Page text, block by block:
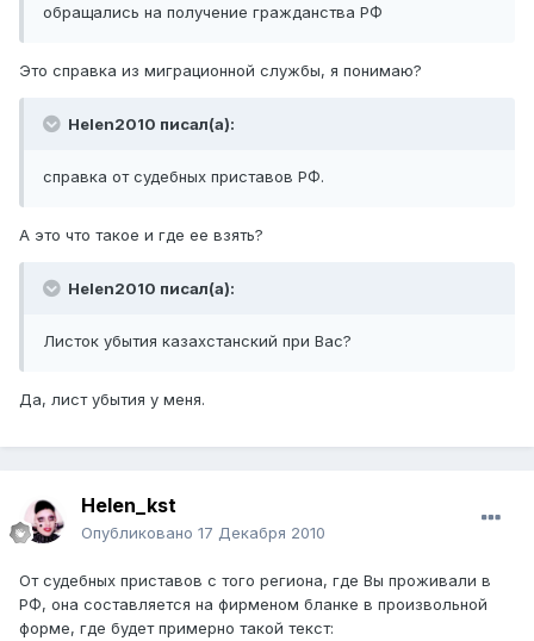
обращались на получение гражданства РФ
Это справка из миграционной службы, я понимаю?
Helen2010 писал(а):
справка от судебных приставов РФ.
А это что такое и где ее взять?
Helen2010 писал(а):
Листок убытия казахстанский при Вас?
Да, лист убытия у меня.
Helen_kst
Опубликовано 17 Декабря 2010
От судебных приставов с того региона, где Вы проживали в
РФ, она составляется на фирменом бланке в произвольной
форме, где будет примерно такой текст: